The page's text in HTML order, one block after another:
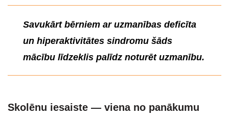
Savukārt bērniem ar uzmanības deficīta
un hiperaktivitātes sindromu šāds
mācību līdzeklis palīdz noturēt uzmanību.
Skol ēnu iesaiste — viena no panākumu